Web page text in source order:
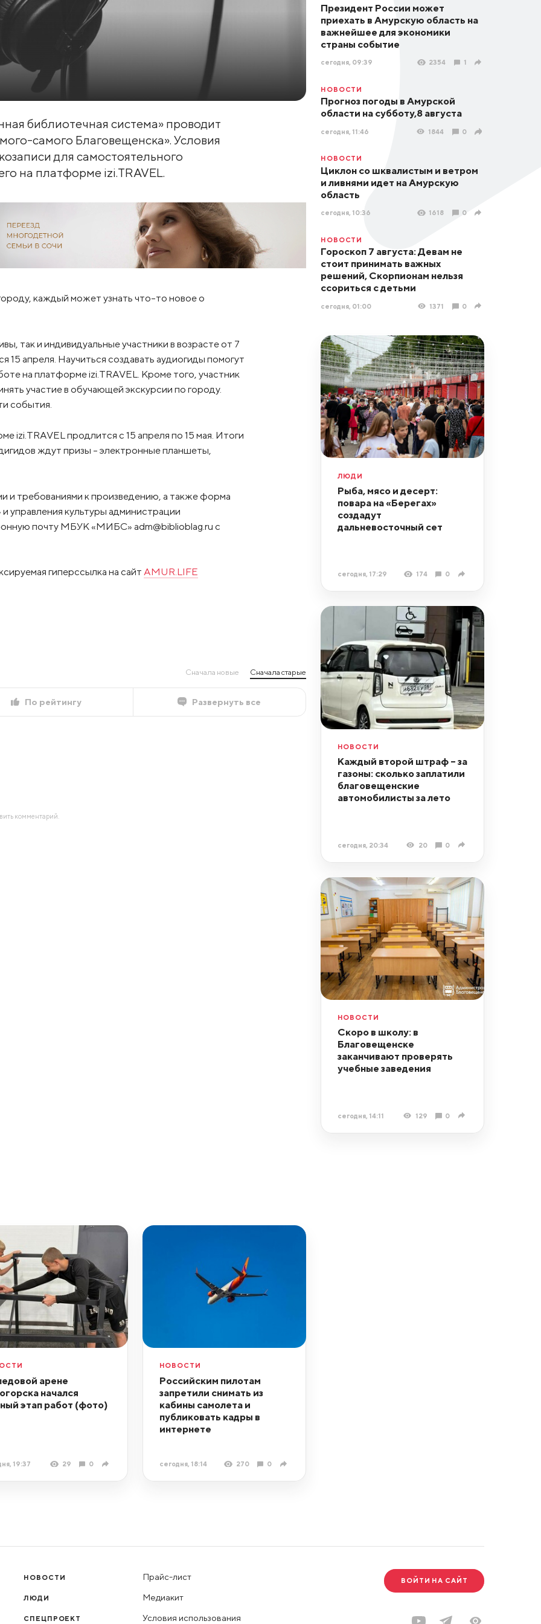
библиотечная система» проводит
самого Благовещенска». Условия
для самостоятельного
на платформе izi.TRAVEL.
каждый может узнать что-то новое о
так и индивидуальные участники в возрасте от 7
15 апреля. Научиться создавать аудиогиды помогут
на платформе izi.TRAVEL. Кроме того, участник
участие в обучающей экскурсии по городу.
события.
izi.TRAVEL продлится с 15 апреля по 15 мая. Итоги
ждут призы – электронные планшеты,
и требованиями к произведению, а также форма
управления культуры администрации
почту МБУК «МИБС» adm@biblioblag.ru с
гиперссылка на сайт AMUR.LIFE
Сначала новые Сначала старые
По рейтингу Развернуть все
комментарий.
Президент России может
приехать в Амурскую область на
важнейшее для экономики
страны событие
сегодня, 09:39 2354 1
НОВОСТИ
Прогноз погоды в Амурской
области на субботу,8 августа
сегодня, 11:46 1844 0
НОВОСТИ
Циклон со шквалистым и ветром
и ливнями идет на Амурскую
область
сегодня, 10:36 1618 0
НОВОСТИ
Гороскоп 7 августа: Девам не
стоит принимать важных
решений, Скорпионам нельзя
ссориться с детьми
сегодня, 01:00 1371 0
ЛЮДИ
Рыба, мясо и десерт:
повара на «Берегах»
создадут
дальневосточный сет
сегодня, 17:29 174 0
НОВОСТИ
Каждый второй штраф – за
газоны: сколько заплатили
благовещенские
автомобилисты за лето
сегодня, 20:34 20 0
НОВОСТИ
Скоро в школу: в
Благовещенске
заканчивают проверять
учебные заведения
сегодня, 14:11 129 0
арене
начался
этап работ (фото)
19:37 29 0
НОВОСТИ
Российским пилотам
запретили снимать из
кабины самолета и
публиковать кадры в
интернете
сегодня, 18:14 270 0
НОВОСТИ
ЛЮДИ
СПЕЦПРОЕКТ
Прайс-лист
Медиакит
Условия использования
ВОЙТИ НА САЙТ